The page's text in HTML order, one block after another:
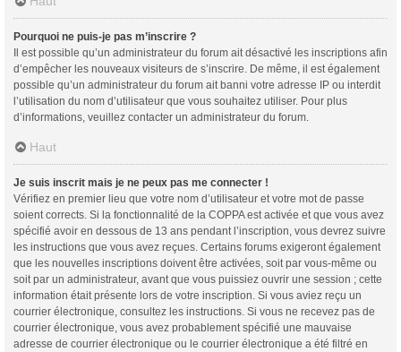
Pourquoi ne puis-je pas m’inscrire ?
Il est possible qu’un administrateur du forum ait désactivé les inscriptions afin
d’empêcher les nouveaux visiteurs de s’inscrire. De même, il est également
possible qu’un administrateur du forum ait banni votre adresse IP ou interdit
l’utilisation du nom d’utilisateur que vous souhaitez utiliser. Pour plus
d’informations, veuillez contacter un administrateur du forum.
Haut
Je suis inscrit mais je ne peux pas me connecter !
Vérifiez en premier lieu que votre nom d’utilisateur et votre mot de passe
soient corrects. Si la fonctionnalité de la COPPA est activée et que vous avez
spécifié avoir en dessous de 13 ans pendant l’inscription, vous devrez suivre
les instructions que vous avez reçues. Certains forums exigeront également
que les nouvelles inscriptions doivent être activées, soit par vous-même ou
soit par un administrateur, avant que vous puissiez ouvrir une session ; cette
information était présente lors de votre inscription. Si vous aviez reçu un
courrier électronique, consultez les instructions. Si vous ne recevez pas de
courrier électronique, vous avez probablement spécifié une mauvaise
adresse de courrier électronique ou le courrier électronique a été filtré en